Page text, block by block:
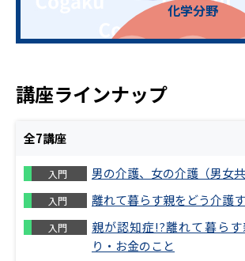
化学
化学分野
講座ラインナップ
全7講座
入門 男の介護、女の介護（男女共
入門 離れて暮らす親をどう介護
入門
親が認知症!?離れて暮ら
り・お金のこと